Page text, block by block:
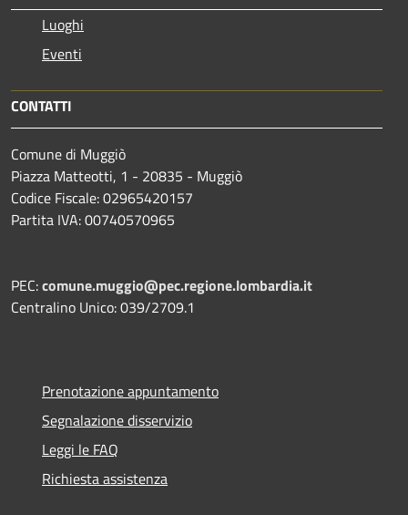
Luoghi
Eventi
CONTATTI
Comune di Muggiò
Piazza Matteotti, 1 - 20835 - Muggiò
Codice Fiscale: 02965420157
Partita IVA: 00740570965
PEC:comune.muggio@pec.regione.lombardia.it
Centralino Unico: 039/2709.1
Prenotazione appuntamento
Segnalazione disservizio
Leggi le FAQ
Richiesta assistenza